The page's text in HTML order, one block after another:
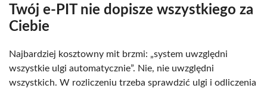
Twój e-PIT nie dopisze wszystkiego za
Ciebie
Najbardziej kosztowny mit brzmi: „system uwzględni
wszystkie ulgi automatycznie”. Nie, nie uwzględni
wszystkich. W rozliczeniu trzeba sprawdzić ulgi i odliczenia